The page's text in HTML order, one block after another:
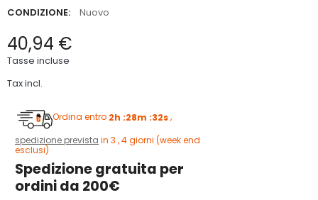
CONDIZIONE:
Nuovo
40,94 €
Tasse incluse
Tax incl.
Ordina entro 2h :28m :31s
spedizione prevista in 3 , 4 giorni (week end
esclusi)
Spedizione gratuita per
ordini da 200€